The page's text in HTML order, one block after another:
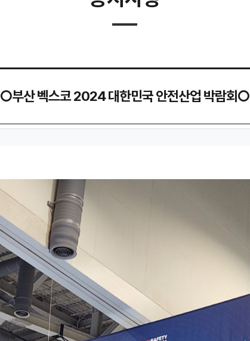
○부산 벡스코 2024 대한민국 안전산업 박람회○